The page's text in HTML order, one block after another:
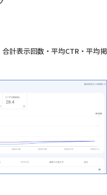
計表示回数・平均CTR・平均掲